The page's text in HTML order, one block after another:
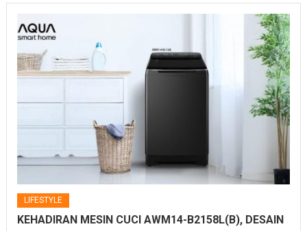
LIFESTYLE
KEHADIRAN MESIN CUCI AWM14-B2158L(B), DESAIN